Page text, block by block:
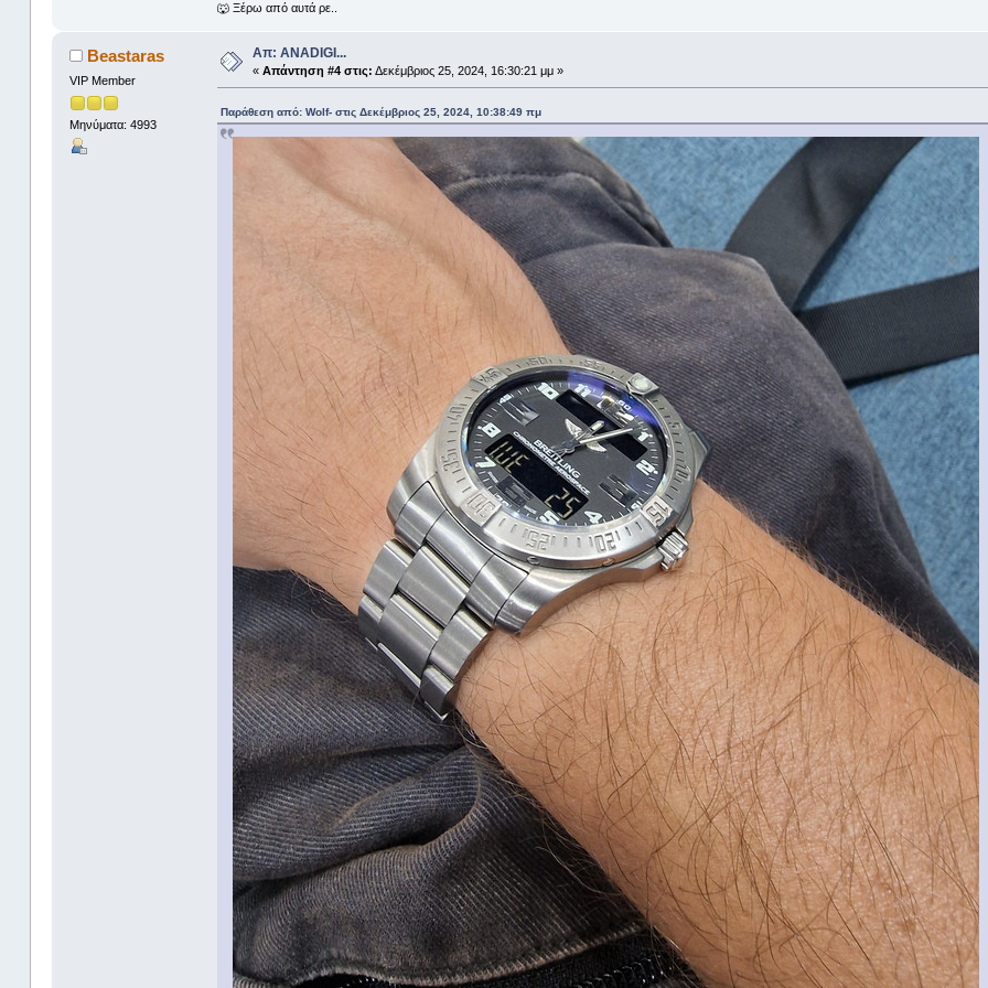
🐺 Ξέρω από αυτά ρε..
Beastaras
VIP Member
Μηνύματα: 4993
Απ: ANADIGI...
« Απάντηση #4 στις: Δεκέμβριος 25, 2024, 16:30:21 μμ »
Παράθεση από: Wolf- στις Δεκέμβριος 25, 2024, 10:38:49 πμ